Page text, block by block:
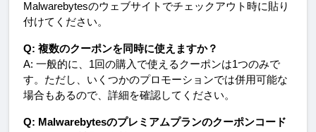
Malwarebytesのウェブサイトでチェックアウト時に貼り
付けてください。
Q: 複数のクーポンを同時に使えますか？
A: 一般的に、1回の購入で使えるクーポンは1つのみで
す。ただし、いくつかのプロモーションでは併用可能な
場合もあるので、詳細を確認してください。
Q: Malwarebytesのプレミアムプランのクーポンコード